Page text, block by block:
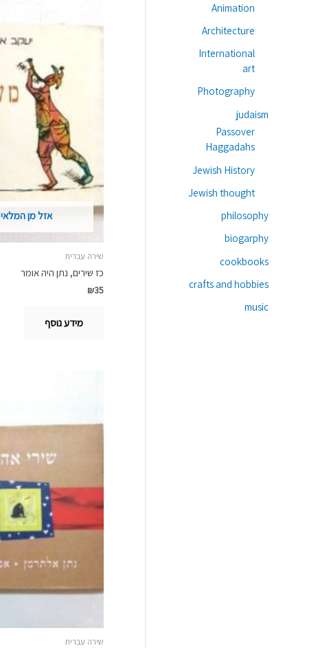
Animation
Architecture
International
art
Photography
judaism
Passover
Haggadahs
Jewish History
Jewish thought
philosophy
biogarphy
cookbooks
crafts and hobbies
music
אזל מן המלאי
שירה עברית
כז שירים, נתן היה אומר
₪35
מידע נוסף
שירה עברית